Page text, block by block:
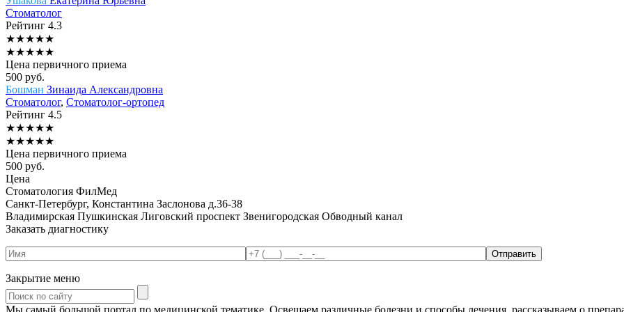
Стоматолог
Рейтинг 4.3
★★★★★
★★★★★
Цена первичного приема
500 руб.
Бошман Зинаида Александровна
Стоматолог, Стоматолог-ортопед
Рейтинг 4.5
★★★★★
★★★★★
Цена первичного приема
500 руб.
Цена
Стоматология ФилМед
Санкт-Петербург, Константина Заслонова д.36-38
Владимирская Пушкинская Лиговский проспект Звенигородская Обводный канал
Заказать диагностику
Закрытие меню
Мы самый большой портал по медицинской тематике. Освещаем различные болезни и способы лечения, рассказываем о